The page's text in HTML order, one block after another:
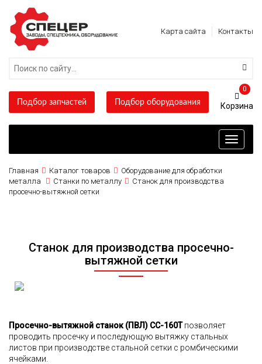
Карта сайта Контакты
Подбор запчастей Подбор оборудования
0
Toggle
Главная Каталог товаров
Оборудование для обработки
металла
Станки по металлу
Станок для производства
просечно-вытяжной сетки
Станок для производства просечно-
вытяжной сетки
Просечно-вытяжной станок (ПВЛ) CC-160Tпозволяет
проводить просечку и последующую вытяжку стальных
листов при производстве стальной сетки с ромбическими
ячейками.